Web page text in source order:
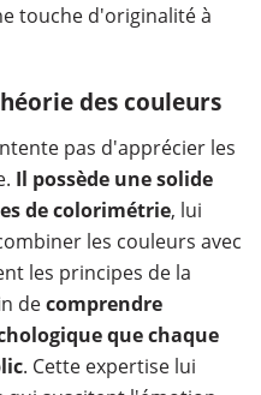
touche d'originalité à
des couleurs
pas d'apprécier les
Il possède une solide
de colorimétrie, lui
les couleurs avec
les principes de la
decomprendre
que chaque
. Cette expertise lui